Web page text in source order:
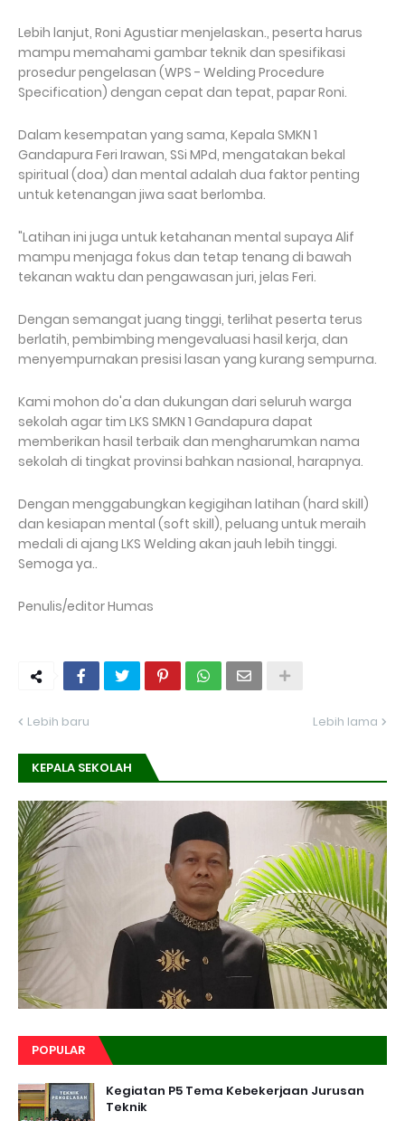
Lebih lanjut, Roni Agustiar menjelaskan., peserta harus
mampu memahami gambar teknik dan spesifikasi
prosedur pengelasan (WPS - Welding Procedure
Specification) dengan cepat dan tepat, papar Roni.
Dalam kesempatan yang sama, Kepala SMKN 1
Gandapura Feri Irawan, SSi MPd, mengatakan bekal
spiritual (doa) dan mental adalah dua faktor penting
untuk ketenangan jiwa saat berlomba.
"Latihan ini juga untuk ketahanan mental supaya Alif
mampu menjaga fokus dan tetap tenang di bawah
tekanan waktu dan pengawasan juri, jelas Feri.
Dengan semangat juang tinggi, terlihat peserta terus
berlatih, pembimbing mengevaluasi hasil kerja, dan
menyempurnakan presisi lasan yang kurang sempurna.
Kami mohon do'a dan dukungan dari seluruh warga
sekolah agar tim LKS SMKN 1 Gandapura dapat
memberikan hasil terbaik dan mengharumkan nama
sekolah di tingkat provinsi bahkan nasional, harapnya.
Dengan menggabungkan kegigihan latihan (hard skill)
dan kesiapan mental (soft skill), peluang untuk meraih
medali di ajang LKS Welding akan jauh lebih tinggi.
Semoga ya..
Penulis/editor Humas
Lebih baru Lebih lama
KEPALA SEKOLAH
POPULAR
Kegiatan P5 Tema Kebekerjaan Jurusan
Teknik